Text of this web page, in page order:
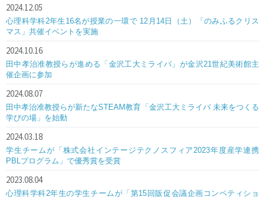
2024.12.05
心理科学科2年生16名が授業の一環で 12月14日（土）「のみふるクリス
マス」共催イベントを実施
2024.10.16
田中孝治准教授らが進める「金沢工大ミライバ」が金沢21世紀美術館主
催企画に参加
2024.08.07
田中孝治准教授らが新たなSTEAM教育「金沢工大ミライバ 未来をつくる
学びの場」を始動
2024.03.18
学生チームが「株式会社インテージテクノスフィア2023年度産学連携
PBLプログラム」で優秀賞を受賞
2023.08.04
心理科学科2年生の学生チームが「第15回販促会議企画コンペティショ